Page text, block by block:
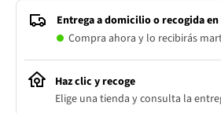
Entrega a domicilio o recogida
Compra ahora y lo recibirás
Haz clic y recoge
Elige una tienda y consulta la